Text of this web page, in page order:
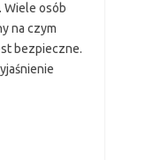
Wiele osób
na czym
bezpieczne.